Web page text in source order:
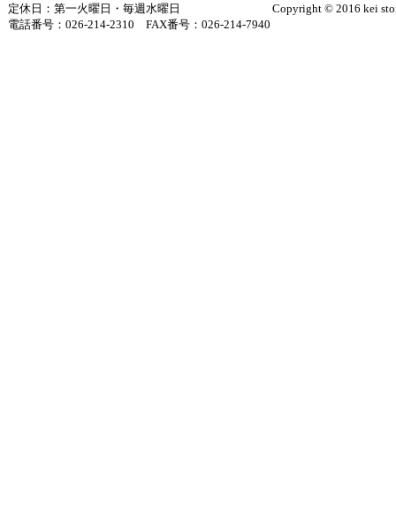
定休日：第一火曜日・毎週水曜日
電話番号：026-214-2310 FAX番号：026-214-7940
Copyright © 2016 kei